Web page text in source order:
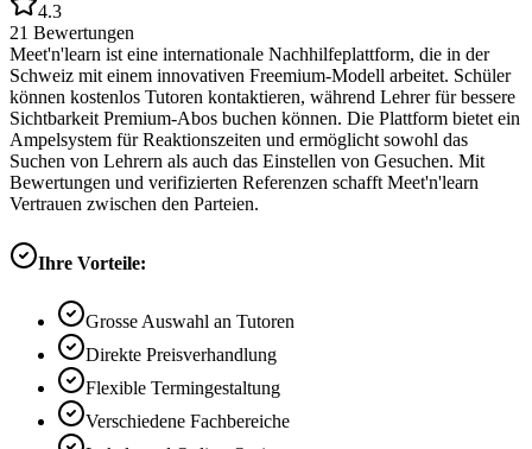
4.3
21 Bewertungen
Meet'n'learn ist eine internationale Nachhilfeplattform, die in der
Schweiz mit einem innovativen Freemium-Modell arbeitet. Schüler
können kostenlos Tutoren kontaktieren, während Lehrer für bessere
Sichtbarkeit Premium-Abos buchen können. Die Plattform bietet ein
Ampelsystem für Reaktionszeiten und ermöglicht sowohl das
Suchen von Lehrern als auch das Einstellen von Gesuchen. Mit
Bewertungen und verifizierten Referenzen schafft Meet'n'learn
Vertrauen zwischen den Parteien.
Ihre Vorteile:
Grosse Auswahl an Tutoren
Direkte Preisverhandlung
Flexible Termingestaltung
Verschiedene Fachbereiche